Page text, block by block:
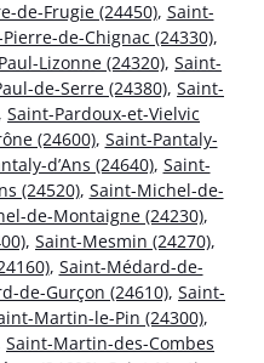
de-Frugie (24450), Saint-
de-Chignac (24330),
Lizonne (24320), Saint-
de-Serre (24380), Saint-
, Saint-Pardoux-et-Vielvic
(24600), Saint-Pantaly-
d’Ans (24640), Saint-
(24520), Saint-Michel-de-
de-Montaigne (24230),
, Saint-Mesmin (24270),
, Saint-Médard-de-
de-Gurçon (24610), Saint-
Martin-le-Pin (24300),
Saint-Martin-des-Combes